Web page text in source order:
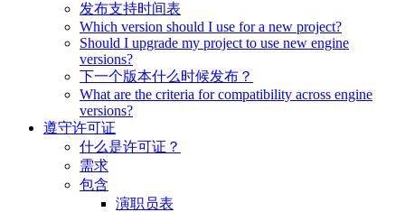
发布支持时间表
Which version should I use for a new project?
Should I upgrade my project to use new engine
versions?
下一个版本什么时候发布？
What are the criteria for compatibility across engine
versions?
遵守许可证
什么是许可证？
需求
包含
演职员表